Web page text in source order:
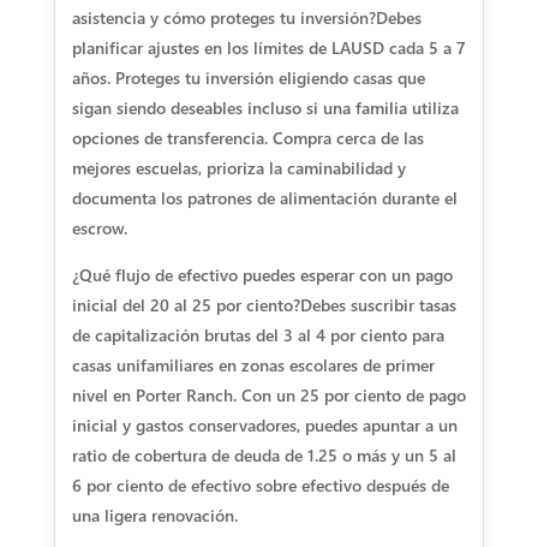
asistencia y cómo proteges tu inversión?Debes
planificar ajustes en los límites de LAUSD cada 5 a 7
años. Proteges tu inversión eligiendo casas que
sigan siendo deseables incluso si una familia utiliza
opciones de transferencia. Compra cerca de las
mejores escuelas, prioriza la caminabilidad y
documenta los patrones de alimentación durante el
escrow.
¿Qué flujo de efectivo puedes esperar con un pago
inicial del 20 al 25 por ciento?Debes suscribir tasas
de capitalización brutas del 3 al 4 por ciento para
casas unifamiliares en zonas escolares de primer
nivel en Porter Ranch. Con un 25 por ciento de pago
inicial y gastos conservadores, puedes apuntar a un
ratio de cobertura de deuda de 1.25 o más y un 5 al
6 por ciento de efectivo sobre efectivo después de
una ligera renovación.